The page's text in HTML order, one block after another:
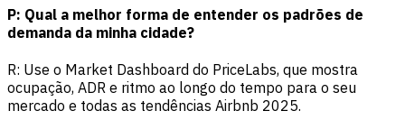
P: Qual a melhor forma de entender os padrões de
demanda da minha cidade?
R: Use o Market Dashboard do PriceLabs, que mostra
ocupação, ADR e ritmo ao longo do tempo para o seu
mercado e todas as tendências Airbnb 2025.